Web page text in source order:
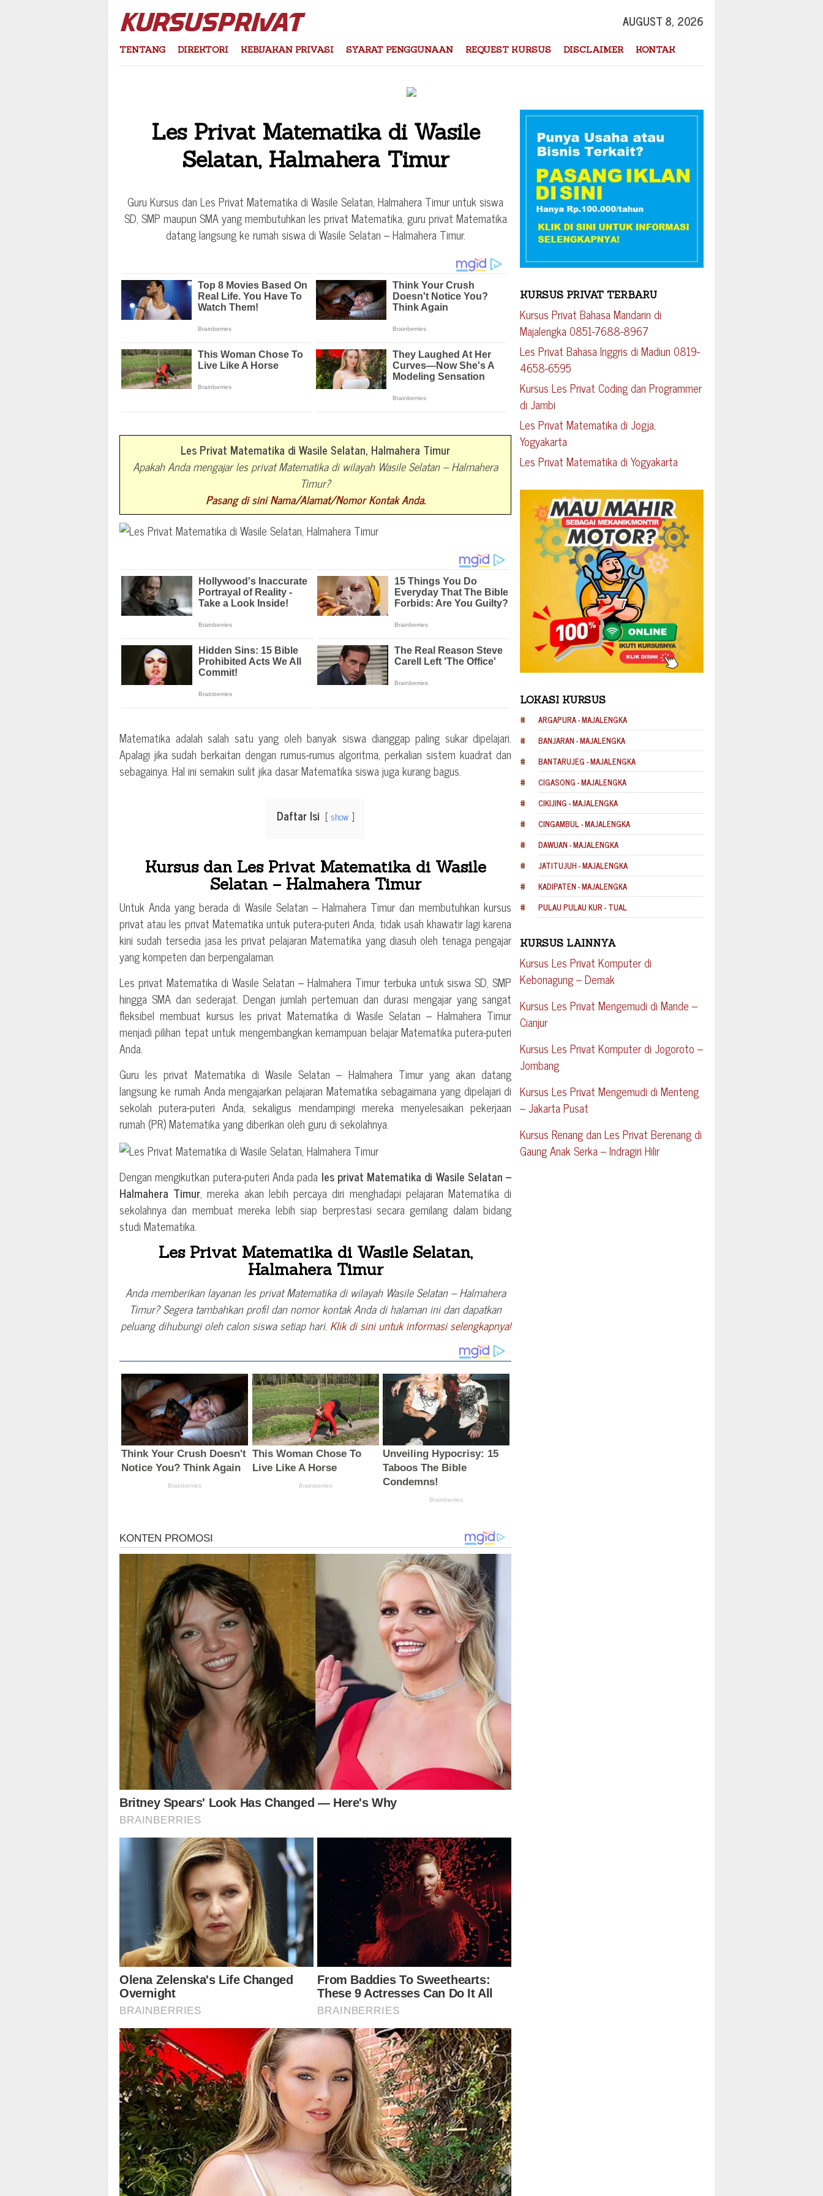
Skip
content
AUGUST 8, 2026
TENTANG DIREKTORI KEBIJAKAN PRIVASI SYARAT PENGGUNAAN REQUEST KURSUS DISCLAIMER KONTAK
Les Privat Matematika di Wasile
Selatan, Halmahera Timur
Guru Kursus dan Les Privat Matematika di Wasile Selatan, Halmahera Timur untuk siswa
SD, SMP maupun SMA yang membutuhkan les privat Matematika, guru privat Matematika
datang langsung ke rumah siswa di Wasile Selatan – Halmahera Timur.
Les Privat Matematika di Wasile Selatan, Halmahera Timur
Apakah Anda mengajar les privat Matematika di wilayah Wasile Selatan – Halmahera
Timur?
Pasang di sini Nama/Alamat/Nomor Kontak Anda.
Matematika adalah salah satu yang oleh banyak siswa dianggap paling sukar dipelajari.
Apalagi jika sudah berkaitan dengan rumus-rumus algoritma, perkalian sistem kuadrat dan
sebagainya. Hal ini semakin sulit jika dasar Matematika siswa juga kurang bagus.
Daftar Isi show
Kursus dan Les Privat Matematika di Wasile
Selatan – Halmahera Timur
Untuk Anda yang berada di Wasile Selatan – Halmahera Timur dan membutuhkan kursus
privat atau les privat Matematika untuk putera-puteri Anda, tidak usah khawatir lagi karena
kini sudah tersedia jasa les privat pelajaran Matematika yang diasuh oleh tenaga pengajar
yang kompeten dan berpengalaman.
Les privat Matematika di Wasile Selatan – Halmahera Timur terbuka untuk siswa SD, SMP
hingga SMA dan sederajat. Dengan jumlah pertemuan dan durasi mengajar yang sangat
fleksibel membuat kursus les privat Matematika di Wasile Selatan – Halmahera Timur
menjadi pilihan tepat untuk mengembangkan kemampuan belajar Matematika putera-puteri
Anda.
Guru les privat Matematika di Wasile Selatan – Halmahera Timur yang akan datang
langsung ke rumah Anda mengajarkan pelajaran Matematika sebagaimana yang dipelajari di
sekolah putera-puteri Anda, sekaligus mendampingi mereka menyelesaikan pekerjaan
rumah (PR) Matematika yang diberikan oleh guru di sekolahnya.
Dengan mengikutkan putera-puteri Anda pada les privat Matematika di Wasile Selatan –
Halmahera Timur, mereka akan lebih percaya diri menghadapi pelajaran Matematika di
sekolahnya dan membuat mereka lebih siap berprestasi secara gemilang dalam bidang
studi Matematika.
Les Privat Matematika di Wasile Selatan,
Halmahera Timur
Anda memberikan layanan les privat Matematika di wilayah Wasile Selatan – Halmahera
Timur? Segera tambahkan profil dan nomor kontak Anda di halaman ini dan dapatkan
peluang dihubungi oleh calon siswa setiap hari. Klik di sini untuk informasi selengkapnya!
KURSUS PRIVAT TERBARU
Kursus Privat Bahasa Mandarin di
Majalengka 0851-7688-8967
Les Privat Bahasa Inggris di Madiun 0819-
4658-6595
Kursus Les Privat Coding dan Programmer
di Jambi
Les Privat Matematika di Jogja,
Yogyakarta
Les Privat Matematika di Yogyakarta
LOKASI KURSUS
ARGAPURA - MAJALENGKA
BANJARAN - MAJALENGKA
BANTARUJEG - MAJALENGKA
CIGASONG - MAJALENGKA
CIKIJING - MAJALENGKA
CINGAMBUL - MAJALENGKA
DAWUAN - MAJALENGKA
JATITUJUH - MAJALENGKA
KADIPATEN - MAJALENGKA
PULAU PULAU KUR - TUAL
KURSUS LAINNYA
Kursus Les Privat Komputer di
Kebonagung – Demak
Kursus Les Privat Mengemudi di Mande –
Cianjur
Kursus Les Privat Komputer di Jogoroto –
Jombang
Kursus Les Privat Mengemudi di Menteng
– Jakarta Pusat
Kursus Renang dan Les Privat Berenang di
Gaung Anak Serka – Indragiri Hilir